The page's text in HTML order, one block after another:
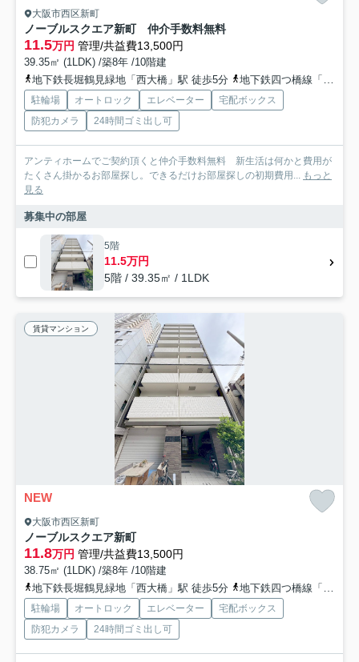
大阪市西区新町
ノーブルスクエア新町 仲介手数料無料
11.5万円 管理/共益費13,500円
39.35㎡ (1LDK) /築8年 /10階建
地下鉄長堀鶴見緑地「西大橋」駅 徒歩5分
地下鉄四つ橋線「四ツ橋」駅 徒歩11分
駐輪場 オートロック エレベーター
宅配ボックス
防犯カメラ
24時間ゴミ出し可
アンティホームでご契約頂くと仲介手数料無料 新生活は何かと費用が
たくさん掛かるお部屋探し。できるだけお部屋探しの初期費用...
もっと
見る
募集中の部屋
5階
11.5万円
5階 / 39.35㎡ / 1LDK
賃貸マンション
NEW
大阪市西区新町
ノーブルスクエア新町
11.8万円 管理/共益費13,500円
38.75㎡ (1LDK) /築8年 /10階建
地下鉄長堀鶴見緑地「西大橋」駅 徒歩5分
地下鉄四つ橋線「四ツ橋」駅 徒歩11分
駐輪場 オートロック エレベーター
宅配ボックス
防犯カメラ
24時間ゴミ出し可